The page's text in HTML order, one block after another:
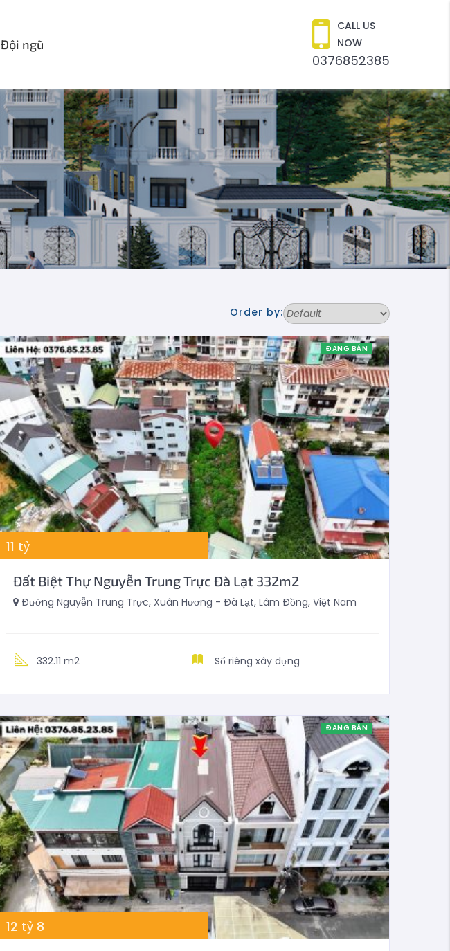
Đội ngũ
CALL US
NOW
0376852385
Order by:
ĐANG BÁN
11 tỷ
Đất Biệt Thự Nguyễn Trung Trực Đà Lạt 332m2
Đường Nguyễn Trung Trực, Xuân Hương - Đà Lạt, Lâm Đồng, Việt Nam
332.11 m2 Sổ riêng xây dựng
ĐANG BÁN
12 tỷ 8